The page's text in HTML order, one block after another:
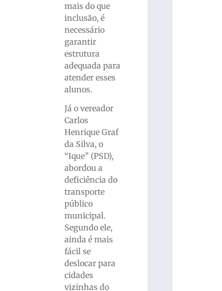
mais do que
inclusão, é
necessário
garantir
estrutura
adequada para
atender esses
alunos.
Já o vereador
Carlos
Henrique Graf
da Silva, o
“Ique” (PSD),
abordou a
deficiência do
transporte
público
municipal.
Segundo ele,
ainda é mais
fácil se
deslocar para
cidades
vizinhas do